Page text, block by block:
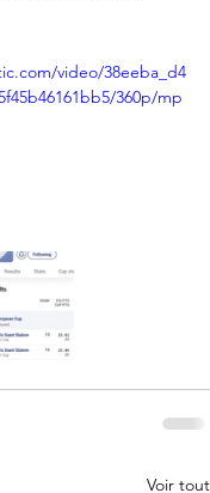
video/38eeba_d4
360p/mp
Voir tout